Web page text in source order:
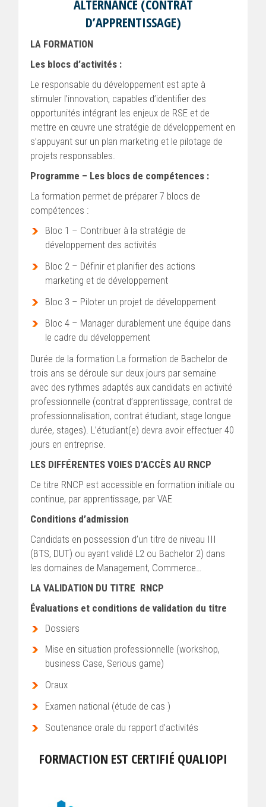
ALTERNANCE (CONTRAT
D’APPRENTISSAGE)
LA FORMATION
Les blocs d’activités :
Le responsable du développement est apte à
stimuler l’innovation, capables d’identifier des
opportunités intégrant les enjeux de RSE et de
mettre en œuvre une stratégie de développement en
s’appuyant sur un plan marketing et le pilotage de
projets responsables.
Programme – Les blocs de compétences :
La formation permet de préparer 7 blocs de
compétences :
Bloc 1 – Contribuer à la stratégie de
développement des activités
Bloc 2 – Définir et planifier des actions
marketing et de développement
Bloc 3 – Piloter un projet de développement
Bloc 4 – Manager durablement une équipe dans
le cadre du développement
Durée de la formation La formation de Bachelor de
trois ans se déroule sur deux jours par semaine
avec des rythmes adaptés aux candidats en activité
professionnelle (contrat d’apprentissage, contrat de
professionnalisation, contrat étudiant, stage longue
durée, stages). L’étudiant(e) devra avoir effectuer 40
jours en entreprise.
LES DIFFÉRENTES VOIES D’ACCÈS AU RNCP
Ce titre RNCP est accessible en formation initiale ou
continue, par apprentissage, par VAE
Conditions d’admission
Candidats en possession d’un titre de niveau III
(BTS, DUT) ou ayant validé L2 ou Bachelor 2) dans
les domaines de Management, Commerce…
LA VALIDATION DU TITRE RNCP
Évaluations et conditions de validation du titre
Dossiers
Mise en situation professionnelle (workshop,
business Case, Serious game)
Oraux
Examen national (étude de cas )
Soutenance orale du rapport d’activités
FORMACTION EST CERTIFIÉ QUALIOPI